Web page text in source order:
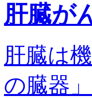
肝臓が
肝臓は
の臓器